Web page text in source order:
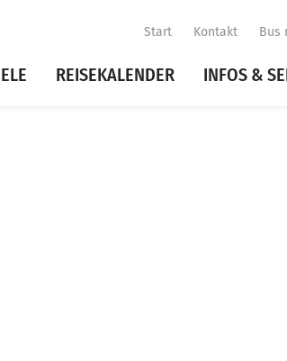
Start Kontakt Bus
REISEKALENDER INFOS &